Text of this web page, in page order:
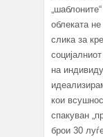
облеката
слика за
на
кои
спакуван
брои 30